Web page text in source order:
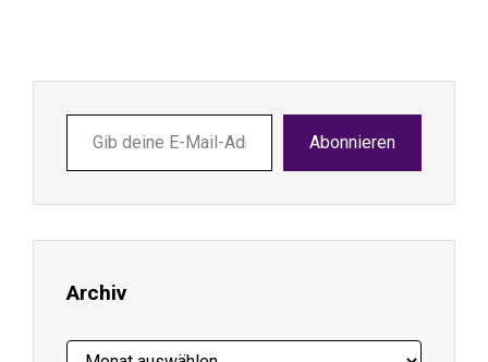
deine
E-
ein ...
Abonnieren
Archiv
Archiv